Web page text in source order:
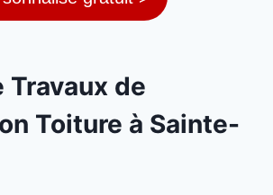
Travaux de
Toiture à Sainte-